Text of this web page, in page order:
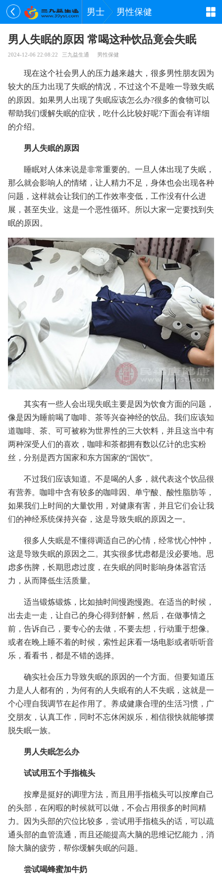
男士 男性保健
男人失眠的原因 常喝这种饮品竟会失眠
2024-12-06 22:08:22 三九益生通 男性保健
现在这个社会男人的压力越来越大，很多男性朋友因为
较大的压力出现了失眠的情况，不过这个不是唯一导致失眠
的原因。如果男人出现了失眠应该怎么办?很多的食物可以
帮助我们缓解失眠的症状，吃什么比较好呢?下面会有详细
的介绍。
男人失眠的原因
睡眠对人体来说是非常重要的。一旦人体出现了失眠，
那么就会影响人的情绪，让人精力不足，身体也会出现各种
问题，这样就会让我们的工作效率变低，工作没有什么进
展，甚至失业。这是一个恶性循环。所以大家一定要找到失
眠的原因。
其实有一些人会出现失眠主要是因为饮食方面的问题，
像是因为睡前喝了咖啡、茶等兴奋神经的饮品。我们应该知
道咖啡、茶、可可被称为世界性的三大饮料，并且这当中有
两种深受人们的喜欢，咖啡和茶都拥有数以亿计的忠实粉
丝，分别是西方国家和东方国家的“国饮”。
不过我们应该知道。不是喝的人多，就代表这个饮品很
有营养。咖啡中含有较多的咖啡因、单宁酸、酸性脂肪等，
如果我们上时间的大量饮用，对健康有害，并且它们会让我
们的神经系统保持兴奋，这是导致失眠的原因之一。
很多人失眠是不懂得调适自己的心情，经常忧心忡忡，
这是导致失眠的原因之二。其实很多忧虑都是没必要地。思
虑多伤脾，长期思虑过度，在失眠的同时影响身体器官活
力，从而降低生活质量。
适当锻炼锻炼，比如抽时间慢跑慢跑。在适当的时候，
出去走一走，让自己的身心得到舒解，然后，在做事情之
前，告诉自己，要专心的去做，不要去想，行动重于想像。
或者在晚上睡不着的时候，索性起床看一场电影或者听听音
乐，看看书，都是不错的选择。
确实社会压力导致失眠的原因的一个方面。但要知道压
力是人人都有的，为何有的人失眠有的人不失眠，这就是一
个心理自我调节在起作用了。养成健康合理的生活习惯，广
交朋友，认真工作，同时不忘休闲娱乐，相信很快就能够摆
脱失眠一族。
男人失眠怎么办
试试用五个手指梳头
按摩是挺好的调理方法，而且用手指梳头可以按摩自己
的头部，在闲暇的时候就可以做，不会占用很多的时间精
力。因为头部的穴位比较多，尝试用手指梳头的话，可以疏
通头部的血管流通，而且还能提高大脑的思维记忆能力，消
除大脑的疲劳，帮你缓解失眠的问题。
尝试喝蜂蜜加牛奶